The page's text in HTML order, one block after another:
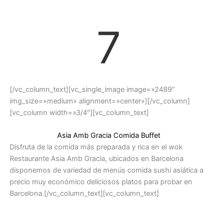
7
[/vc_column_text][vc_single_image image=»2489″
img_size=»medium» alignment=»center»][/vc_column]
[vc_column width=»3/4″][vc_column_text]
Asia Amb Gracia Comida Buffet
Disfruta de la comida más preparada y rica en el wok
Restaurante Asia Amb Gracia, ubicados en Barcelona
disponemos de variedad de menús comida sushi asiática a
precio muy económico deliciosos platos para probar en
Barcelona.[/vc_column_text][vc_column_text]